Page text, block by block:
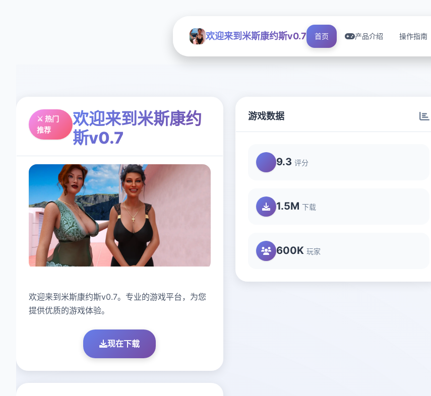
欢迎来到米斯康约斯v0.7 首页 产品介绍 操作指南
⚔️ 热门
推荐
欢迎来到米斯康约
斯v0.7
欢迎来到米斯康约斯v0.7。专业的游戏平台，为您
提供优质的游戏体验。
现在下载
游戏数据
9.3 评分
1.5M 下载
600K 玩家